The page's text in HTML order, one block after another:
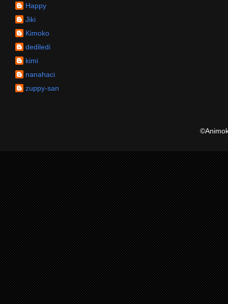
Happy
Jiki
Kimoko
dediledi
kimi
nanahaci
zuppy-san